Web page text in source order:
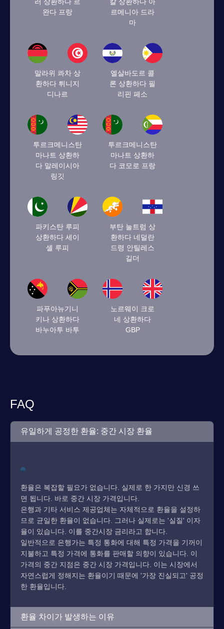
완다 프랑
르메니아 드라
마
말라위 콰차 상
환하다 튀니지
디나르
엘살바도르 콜
론 상환하다 필
리핀 페소
투르크메니스탄
마나트 상환하
다 말레이시아
링깃
투르크메니스탄
마나트 상환하
다 코모로 프랑
파키스탄 루피
상환하다 세이
셸 루피
부탄 눌트럼 상
환하다 네덜란
드령 안틸레스
길더
파푸아뉴기니
키나 상환하다
바누아투 바투
노르웨이 크로
네 상환하다
GBP
FAQ
유일하게 공정한 환율: 중간 시장 환율
환율은 복잡할 필요가 없습니다. 실제로 한 가지만 신경 쓰
면 됩니다. 바로 중간 시장 가격입니다.
은행과 기타 서비스 제공업체는 자체적으로 환율을 설정하
므로 균일한 환율이 없습니다. 그러나 실제로는 '실질' 이자
율이 있습니다. 이를 중간시장 금리라고 합니다.
일반적으로 은행가는 특정 통화에 대해 특정 가격을 기꺼이
지불하고 특정 가격에 통화를 판매할 의향이 있습니다. 이
가격의 중간 지점은 중간 시장 가격입니다. 이는 시장에서
자연스럽게 정해지는 환율이기 때문에 '가장 진실되고' 공정
한 환율입니다.
환율 차이가 발생하는 이유